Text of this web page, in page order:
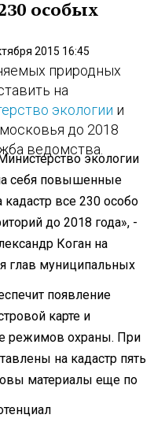
особых
2015 16:45
природных
на
экологии и
до 2018
ведомства.
экологии
себя повышенные
кадастр все 230 особо
до 2018 года», -
Коган на
глав муниципальных
появление
карте и
режимов охраны. При
на кадастр пять
материалы еще по